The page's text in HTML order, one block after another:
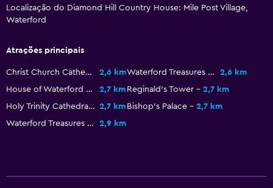
Terraço/pátio
Jardim
Lavandaria
Tábua de engomar para calças
Quarto
Localização do Diamond Hill Country House: Mile Post Village,
Waterford
Atrações principais
Christ Church Cathedral 2,6 km Waterford Treasures Medieval Museum
2,6 km
House of Waterford Crystal
2,7 km Reginald's Tower
2,7 km
Holy Trinity Cathedral 2,7 km Bishop's Palace
2,7 km
Waterford Treasures Museum
2,9 km